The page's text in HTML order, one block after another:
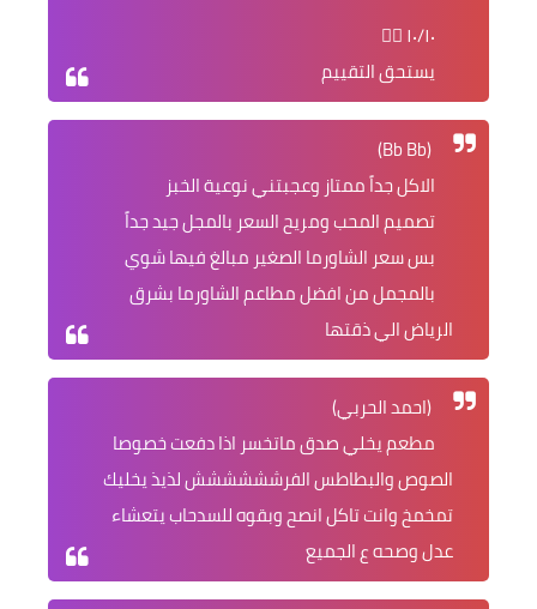
١٠/١٠ 👌🏻
يستحق التقييم
(Bb Bb)
الاكل جداً ممتاز وعجبتني نوعية الخبز
تصميم المحب ومريح السعر بالمجل جيد جداً
بس سعر الشاورما الصغير مبالغ فيها شوي
بالمجمل من افضل مطاعم الشاورما بشرق
الرياض الي ذقتها
(احمد الحربي)
مطعم يخلي صدق ماتخسر اذا دفعت خصوصا
الصوص والبطاطس الفرشششششش لذيذ يخليك
تمخمخ وانت تاكل انصح وبقوه للسدحاب يتعشاء
عدل وصحه ع الجميع